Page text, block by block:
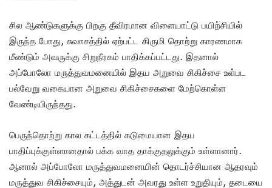
சில ஆண்டுகளுக்கு பிறகு தீவிரமான விளையாட்டு பயிற்சியில்
இருந்த போது, சுவாசத்தில் ஏற்பட்ட கிருமி தொற்று காரணமாக
மீண்டும் அவருக்கு சிறுநீரகம் பாதிக்கப்பட்டது. இதனால்
அப்போலோ மருத்துவமனையில் இதய அறுவை சிகிச்சை உள்பட
பல்வேறு வகையான அறுவை சிகிச்சைகளை மேற்கொள்ள
வேண்டியிருந்தது.
பெருந்தொற்று கால கட்டத்தில் கடுமையான இதய
பாதிப்புக்குள்ளானதால் பக்க வாத தாக்குதலுக்கும் உள்ளானார்.
ஆனால் அப்போலோ மருத்துவமனையின் தொடர்ச்சியான ஆதரவும்
மருத்துவ சிகிச்சையும், அத்துடன் அவரது உள்ள உறுதியும், தடையை